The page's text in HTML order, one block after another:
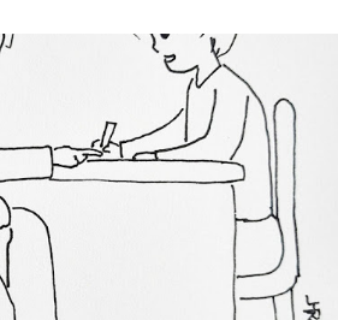
는 않습니다. 행정복지센터에서는 - 금융재
회' 신청할 수 있습니다. 나머지는 직접 해야
승인 법원 - 상속세, 취득세 신고 세무서, 시
구 은행, 보험사 사망신고 당일에 끝낼 수
후 부터입니다. [조회되는 것 vs 안되는
금융 은행, 보험, 증권 사금융, 개인 간 거래
산, 자동차 해외 자산, 현금 기타 연금 사업
링크] - 부모님 사망 후 ...